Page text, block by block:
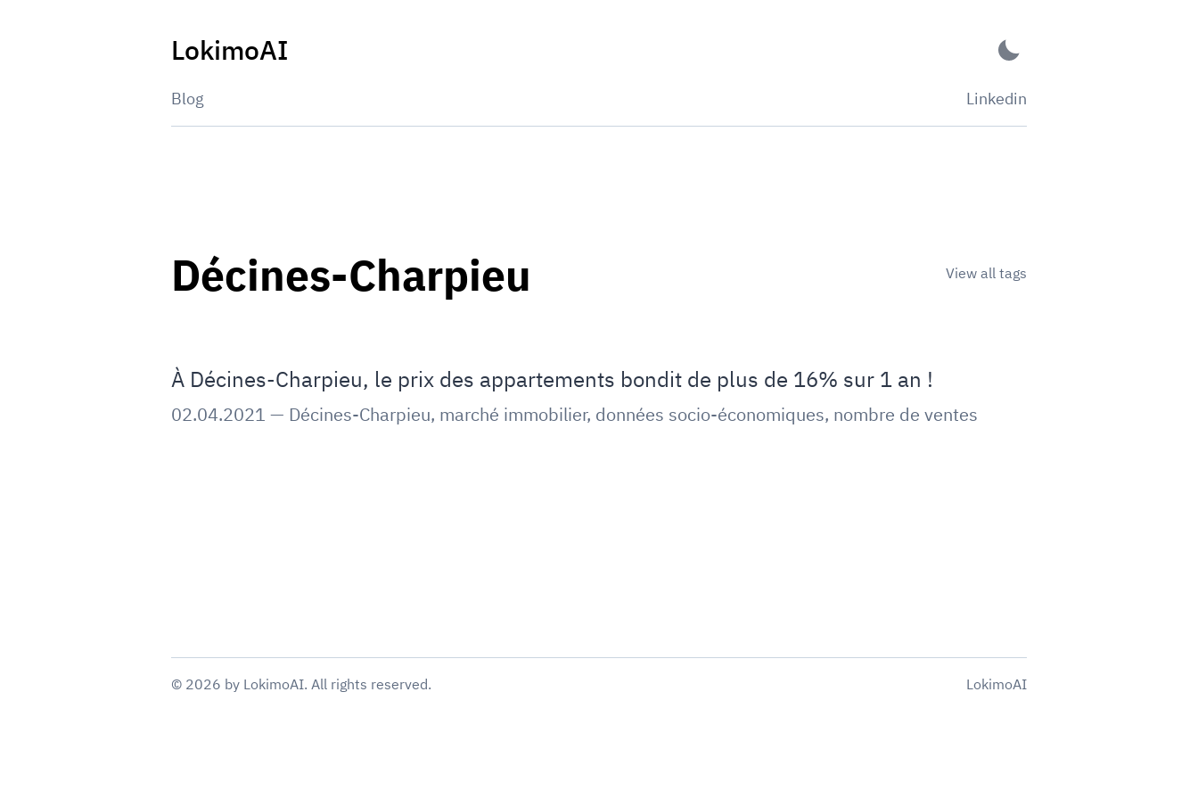
LokimoAI
Blog Linkedin
Décines-Charpieu View all tags
À Décines-Charpieu, le prix des appartements bondit de plus de 16% sur 1 an !
02.04.2021 — Décines-Charpieu, marché immobilier, données socio-économiques, nombre de ventes
© 2026 by LokimoAI. All rights reserved. LokimoAI